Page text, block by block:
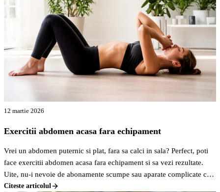
12 martie 2026
Exercitii abdomen acasa fara echipament
Vrei un abdomen puternic si plat, fara sa calci in sala? Perfect, poti
face exercitii abdomen acasa fara echipament si sa vezi rezultate.
Uite, nu-i nevoie de abonamente scumpe sau aparate complicate ca
sa-ti tonifiezi zona asta.
Citeste articolul